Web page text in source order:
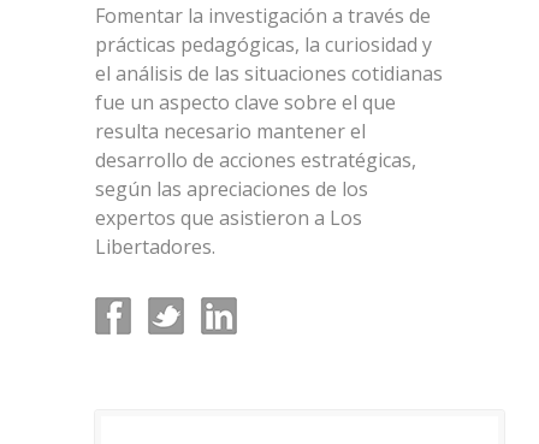
Fomentar la investigación a través de
prácticas pedagógicas, la curiosidad y
el análisis de las situaciones cotidianas
fue un aspecto clave sobre el que
resulta necesario mantener el
desarrollo de acciones estratégicas,
según las apreciaciones de los
expertos que asistieron a Los
Libertadores.